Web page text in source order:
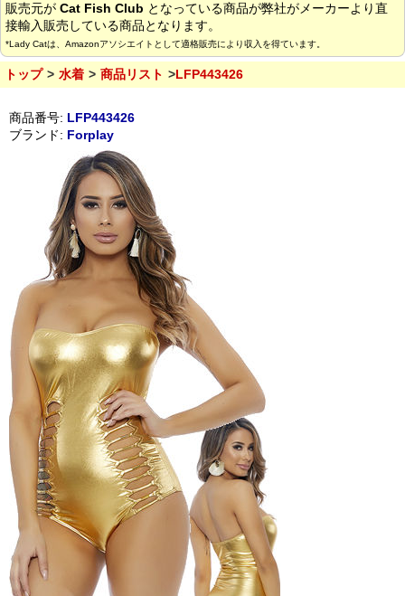
販売元が Cat Fish Club となっている商品が弊社がメーカーより直
接輸入販売している商品となります。
*Lady Catは、Amazonアソシエイトとして適格販売により収入を得ています。
トップ 水着 商品リスト LFP443426
商品番号: LFP443426
ブランド: Forplay